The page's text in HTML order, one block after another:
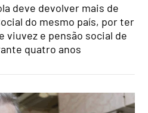
deve devolver mais de
do mesmo país, por ter
viuvez e pensão social de
quatro anos